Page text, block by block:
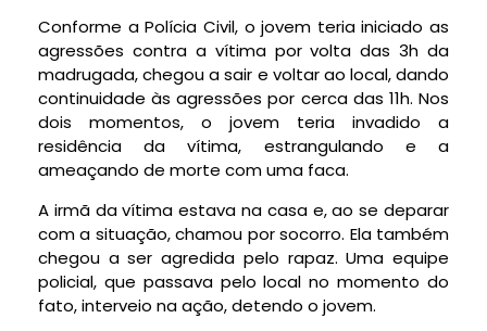
Conforme a Polícia Civil, o jovem teria iniciado as
agressões contra a vítima por volta das 3h da
madrugada, chegou a sair e voltar ao local, dando
continuidade às agressões por cerca das 11h. Nos
dois momentos, o jovem teria invadido a
residência da vítima, estrangulando e a
ameaçando de morte com uma faca.
A irmã da vítima estava na casa e, ao se deparar
com a situação, chamou por socorro. Ela também
chegou a ser agredida pelo rapaz. Uma equipe
policial, que passava pelo local no momento do
fato, interveio na ação, detendo o jovem.